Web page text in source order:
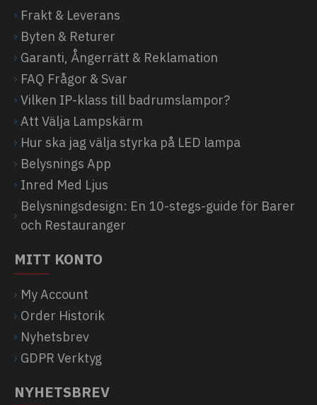
Frakt & Leverans
Byten & Returer
Garanti, Ångerrätt & Reklamation
FAQ Frågor & Svar
Vilken IP-klass till badrumslampor?
Att Välja Lampskärm
Hur ska jag välja styrka på LED lampa
Belysnings App
Inred Med Ljus
Belysningsdesign: En 10-stegs-guide för Barer
och Restauranger
MITT KONTO
My Account
Order Historik
Nyhetsbrev
GDPR Verktyg
NYHETSBREV